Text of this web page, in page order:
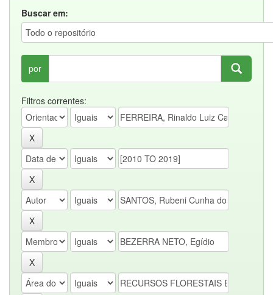
Buscar em:
por
Filtros correntes: